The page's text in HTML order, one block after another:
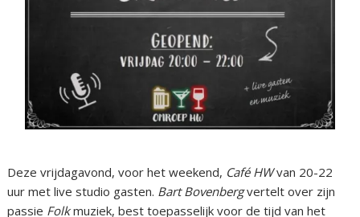
Deze vrijdagavond, voor het weekend, Café HWvan 20-22
uur met live studio gasten. Bart Bovenbergvertelt over zijn
passie Folkmuziek, best toepasselijk voor de tijd van het